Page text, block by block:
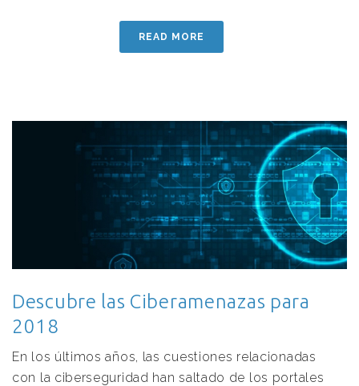
READ MORE
Descubre las Ciberamenazas para
2018
En los últimos años, las cuestiones relacionadas
con la ciberseguridad han saltado de los portales